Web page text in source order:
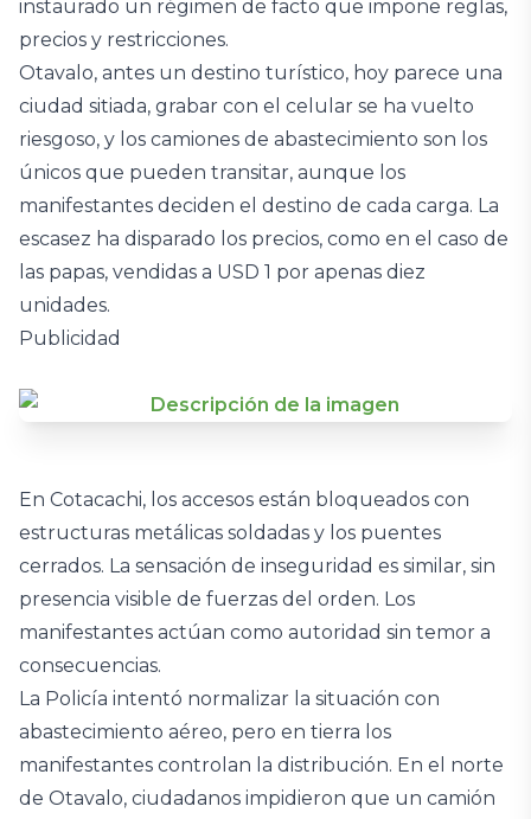
instaurado un régimen de facto que impone reglas,
precios y restricciones.
Otavalo, antes un destino turístico, hoy parece una
ciudad sitiada, grabar con el celular se ha vuelto
riesgoso, y los camiones de abastecimiento son los
únicos que pueden transitar, aunque los
manifestantes deciden el destino de cada carga. La
escasez ha disparado los precios, como en el caso de
las papas, vendidas a USD 1 por apenas diez
unidades.
Publicidad
En Cotacachi, los accesos están bloqueados con
estructuras metálicas soldadas y los puentes
cerrados. La sensación de inseguridad es similar, sin
presencia visible de fuerzas del orden. Los
manifestantes actúan como autoridad sin temor a
consecuencias.
La Policía intentó normalizar la situación con
abastecimiento aéreo, pero en tierra los
manifestantes controlan la distribución. En el norte
de Otavalo, ciudadanos impidieron que un camión